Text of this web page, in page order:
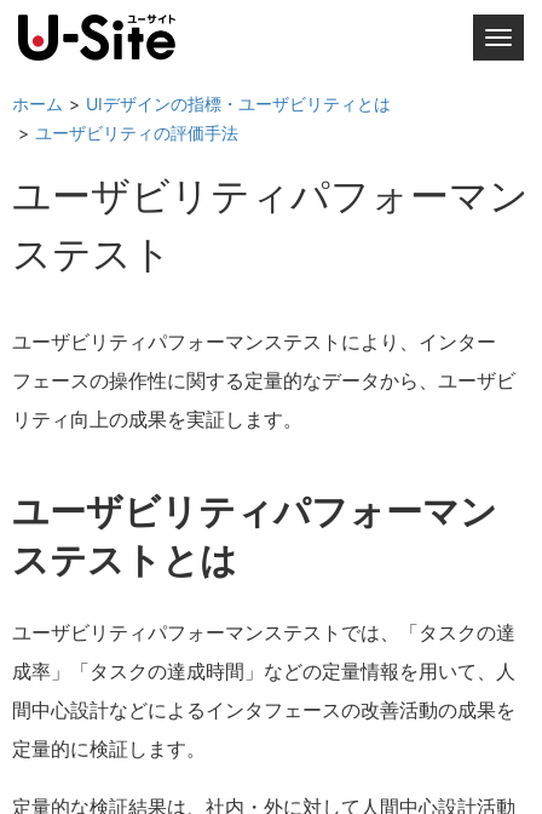
T
e
n
t
ホーム
UIデザインの指標・ユーザビリティとは
ユーザビリティの評価手法
ユーザビリティパフォーマン
ステスト
ユーザビリティパフォーマンステストにより、インター
フェースの操作性に関する定量的なデータから、ユーザビ
リティ向上の成果を実証します。
ユーザビリティパフォーマン
ステストとは
ユーザビリティパフォーマンステストでは、「タスクの達
成率」「タスクの達成時間」などの定量情報を用いて、人
間中心設計などによるインタフェースの改善活動の成果を
定量的に検証します。
定量的な検証結果は、社内・外に対して人間中心設計活動